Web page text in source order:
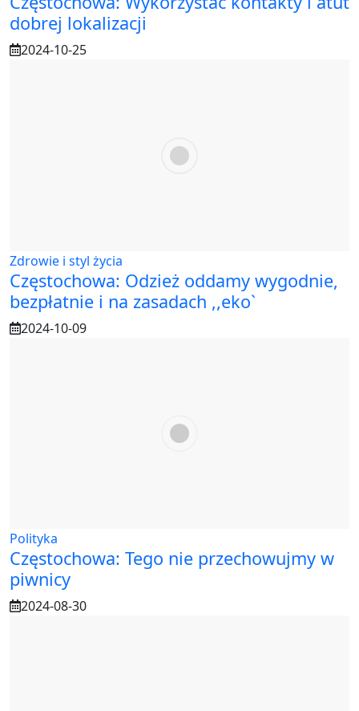
dobrej lokalizacji
2024-10-25
Zdrowie i styl życia
Częstochowa: Odzież oddamy wygodnie,
bezpłatnie i na zasadach ,,eko`
2024-10-09
Polityka
Częstochowa: Tego nie przechowujmy w
piwnicy
2024-08-30